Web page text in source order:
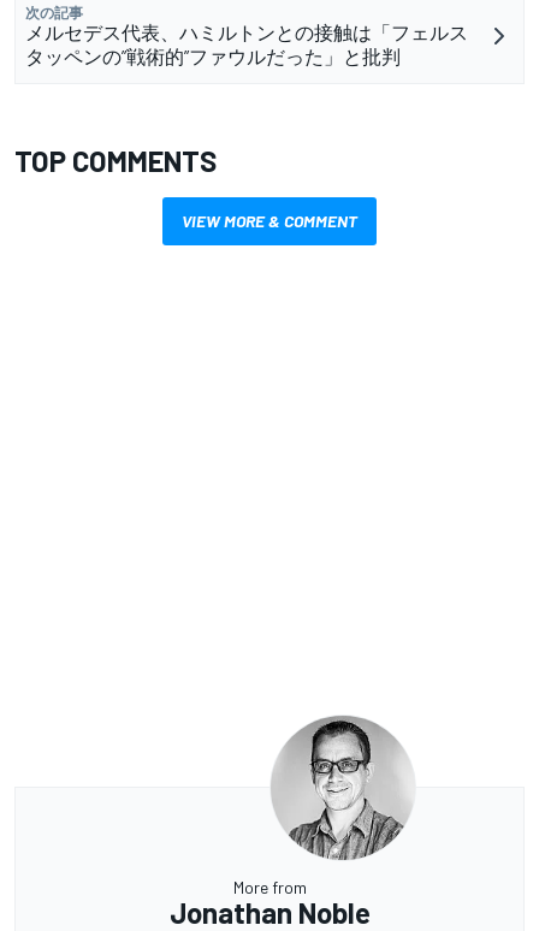
次の記事
メルセデス代表、ハミルトンとの接触は「フェルス
タッペンの”戦術的”ファウルだった」と批判
TOP COMMENTS
VIEW MORE & COMMENT
More from
Jonathan Noble